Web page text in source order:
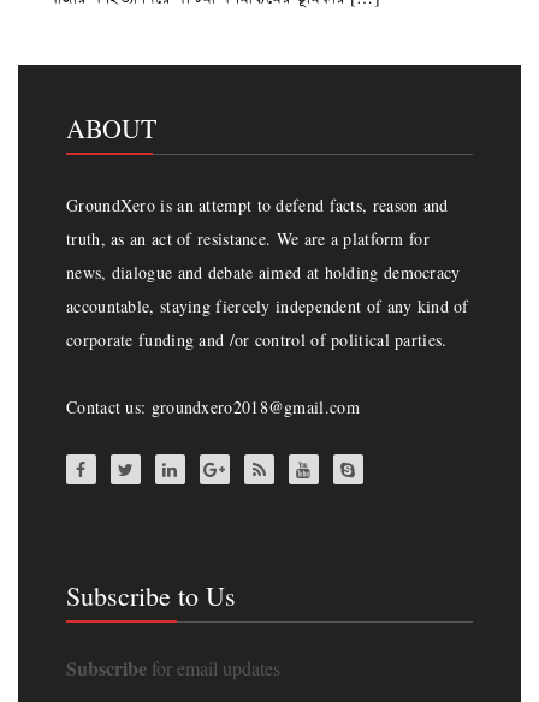
ABOUT
GroundXero is an attempt to defend facts, reason and
truth, as an act of resistance. We are a platform for
news, dialogue and debate aimed at holding democracy
accountable, staying fiercely independent of any kind of
corporate funding and /or control of political parties.
Contact us: groundxero2018@gmail.com
Subscribe to Us
Subscribe for email updates